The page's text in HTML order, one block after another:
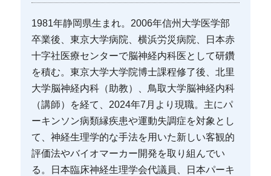
1981年静岡県生まれ。2006年信州大学医学部
卒業後、東京大学病院、横浜労災病院、日本赤
十字社医療センターで脳神経内科医として研鑽
を積む。東京大学大学院博士課程修了後、北里
大学脳神経内科（助教）、鳥取大学脳神経内科
（講師）を経て、2024年7月より現職。主にパ
ーキンソン病類縁疾患や運動失調症を対象とし
て、神経生理学的な手法を用いた新しい客観的
評価法やバイオマーカー開発を取り組んでい
る。日本臨床神経生理学会代議員、日本パーキ